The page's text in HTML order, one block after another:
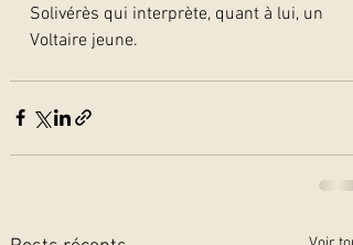
Solivérès qui interprète, quant à lui, un
Voltaire jeune.